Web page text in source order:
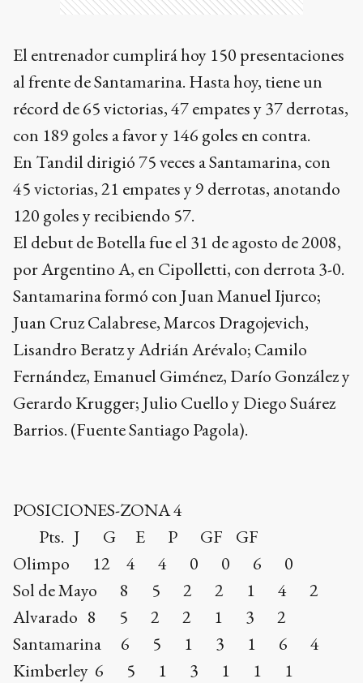
El entrenador cumplirá hoy 150 presentaciones
al frente de Santamarina. Hasta hoy, tiene un
récord de 65 victorias, 47 empates y 37 derrotas,
con 189 goles a favor y 146 goles en contra.
En Tandil dirigió 75 veces a Santamarina, con
45 victorias, 21 empates y 9 derrotas, anotando
120 goles y recibiendo 57.
El debut de Botella fue el 31 de agosto de 2008,
por Argentino A, en Cipolletti, con derrota 3-0.
Santamarina formó con Juan Manuel Ijurco;
Juan Cruz Calabrese, Marcos Dragojevich,
Lisandro Beratz y Adrián Arévalo; Camilo
Fernández, Emanuel Giménez, Darío González y
Gerardo Krugger; Julio Cuello y Diego Suárez
Barrios. (Fuente Santiago Pagola).
POSICIONES-ZONA 4
Pts. J G E P GF GF
Olimpo 12 4 4 0 0 6 0
Sol de Mayo 8 5 2 2 1 4 2
Alvarado 8 5 2 2 1 3 2
Santamarina 6 5 1 3 1 6 4
Kimberley 6 5 1 3 1 1 1